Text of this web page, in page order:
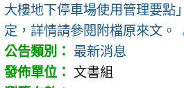
大樓地下停車場使用管理要點
定，詳情請參閱附檔原來文。
最新消息
文書組